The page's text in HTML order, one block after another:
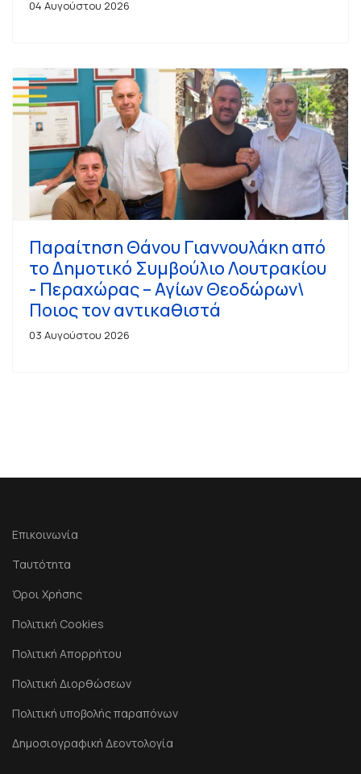
04 Αυγούστου 2026
Παραίτηση Θάνου Γιαννουλάκη από
το Δημοτικό Συμβούλιο Λουτρακίου
- Περαχώρας – Αγίων Θεοδώρων\
Ποιος τον αντικαθιστά
03 Αυγούστου 2026
Επικοινωνία
Ταυτότητα
Όροι Χρήσης
Πολιτική Cookies
Πολιτική Απορρήτου
Πολιτική Διορθώσεων
Πολιτική υποβολής παραπόνων
Δημοσιογραφική Δεοντολογία